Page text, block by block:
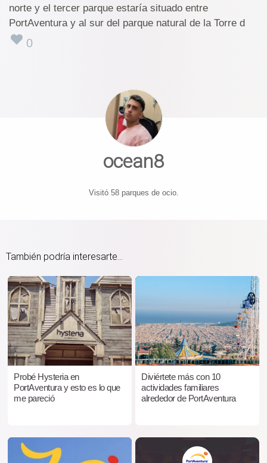
norte y el tercer parque estaría situado entre
PortAventura y al sur del parque natural de la Torre d
0
ocean8
Visitó 58 parques de ocio.
También podría interesarte...
Probé Hysteria en
PortAventura y esto es lo que
me pareció
Diviértete más con 10
actividades familiares
alrededor de PortAventura